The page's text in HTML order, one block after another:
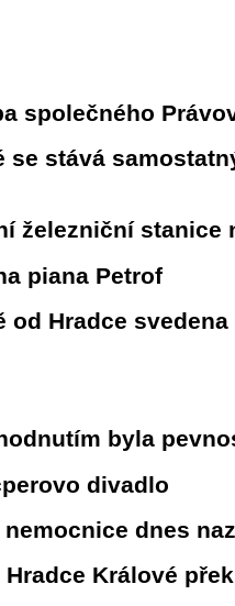
společného
se stává
železniční
piana Petrof
od Hradce
byla
divadlo
dnes
Králové